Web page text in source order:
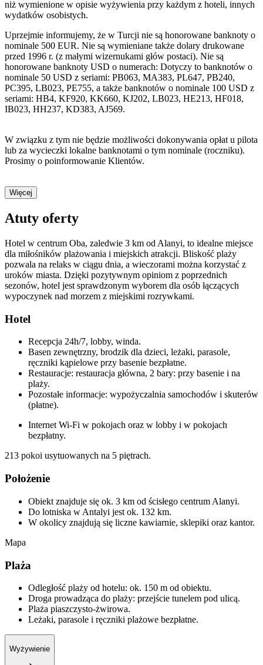
niż wymienione w opisie wyżywienia przy każdym z hoteli, innych
wydatków osobistych.
Uprzejmie informujemy, że w Turcji nie są honorowane banknoty o
nominale 500 EUR. Nie są wymieniane także dolary drukowane
przed 1996 r. (z małymi wizernukami głów postaci). Nie są
honorowane banknoty USD o numerach: Dotyczy to banknotów o
nominale 50 USD z seriami: PB063, MA383, PL647, PB240,
PC395, LB023, PE755, a także banknotów o nominale 100 USD z
seriami: HB4, KF920, KK660, KJ202, LB023, HE213, HF018,
IB023, HH237, KD383, AJ569.
W związku z tym nie będzie możliwości dokonywania opłat u pilota
lub za wycieczki lokalne banknotami o tym nominale (roczniku).
Prosimy o poinformowanie Klientów.
Więcej
Atuty oferty
Hotel w centrum Oba, zaledwie 3 km od Alanyi, to idealne miejsce
dla miłośników plażowania i miejskich atrakcji. Bliskość plaży
pozwala na relaks w ciągu dnia, a wieczorami można korzystać z
uroków miasta. Dzięki pozytywnym opiniom z poprzednich
sezonów, hotel jest sprawdzonym wyborem dla osób łączących
wypoczynek nad morzem z miejskimi rozrywkami.
Hotel
Recepcja 24h/7, lobby, winda.
Basen zewnętrzny, brodzik dla dzieci, leżaki, parasole,
ręczniki kąpielowe przy basenie bezpłatne.
Restauracje: restauracja główna, 2 bary: przy basenie i na
plaży.
Pozostałe informacje: wypożyczalnia samochodów i skuterów
(płatne).
Internet Wi-Fi w pokojach oraz w lobby i w pokojach
bezpłatny.
213 pokoi usytuowanych na 5 piętrach.
Położenie
Obiekt znajduje się ok. 3 km od ścisłego centrum Alanyi.
Do lotniska w Antalyi jest ok. 132 km.
W okolicy znajdują się liczne kawiarnie, sklepiki oraz kantor.
Mapa
Plaża
Odległość plaży od hotelu: ok. 150 m od obiektu.
Droga prowadząca do plaży: przejście tunelem pod ulicą.
Plaża piaszczysto-żwirowa.
Leżaki, parasole i ręczniki plażowe bezpłatne.
Wyżywienie